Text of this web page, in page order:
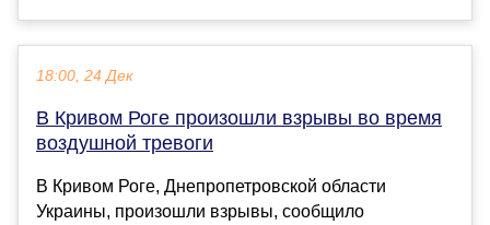
18:00, 24 Дек
В Кривом Роге произошли взрывы во время
воздушной тревоги
В Кривом Роге, Днепропетровской области
Украины, произошли взрывы, сообщило